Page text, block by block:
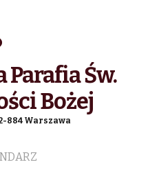
Parafia Św.
Bożej
884 Warszawa